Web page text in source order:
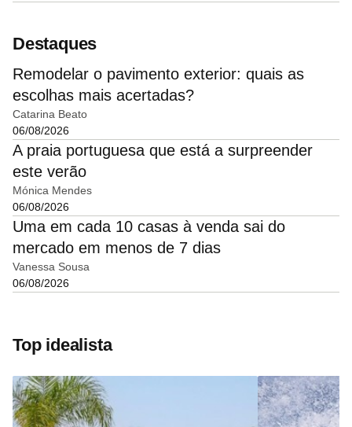
Destaques
Remodelar o pavimento exterior: quais as
escolhas mais acertadas?
Catarina Beato
06/08/2026
A praia portuguesa que está a surpreender
este verão
Mónica Mendes
06/08/2026
Uma em cada 10 casas à venda sai do
mercado em menos de 7 dias
Vanessa Sousa
06/08/2026
Top idealista